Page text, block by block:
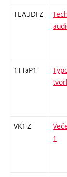
TEAUDI-Z
1TTaP1
VK1-Z
1